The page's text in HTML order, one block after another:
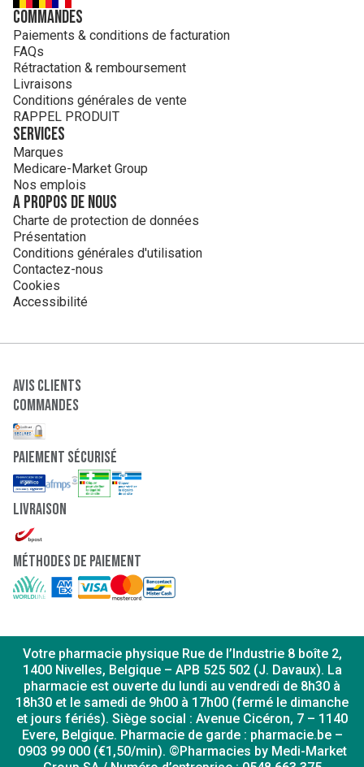
Commandes
Paiements & conditions de facturation
FAQs
Rétractation & remboursement
Livraisons
Conditions générales de vente
RAPPEL PRODUIT
Services
Marques
Medicare-Market Group
Nos emplois
A propos de nous
Charte de protection de données
Présentation
Conditions générales d'utilisation
Contactez-nous
Cookies
Accessibilité
Avis clients
Commandes
paiement sécurisé
Livraison
Méthodes de paiement
Votre pharmacie physique Rue de l’Industrie 8 boîte 2,
1400 Nivelles, Belgique – APB 525 502 (J. Davaux). La
pharmacie est ouverte du lundi au vendredi de 8h30 à
18h30 et le samedi de 9h00 à 17h00 (fermé le dimanche
et jours fériés). Siège social : Avenue Cicéron, 7 – 1140
Evere, Belgique. Pharmacie de garde : pharmacie.be –
0903 99 000 (€1,50/min). ©Pharmacies by Medi-Market